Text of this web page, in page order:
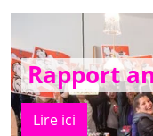
Rapport
Lire ici